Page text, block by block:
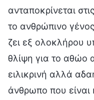
ανταποκρίνεται
το ανθρώπινο
ζει εξ ολοκλήρου
θλίψη για το αθώο
ειλικρινή αλλά
άνθρωπο που είναι